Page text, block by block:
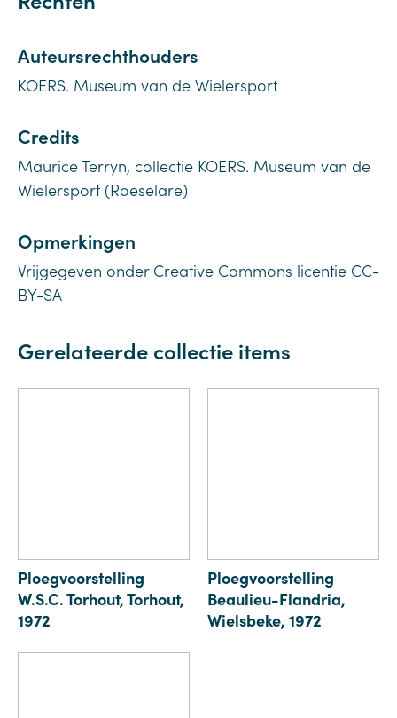
Auteursrechthouders
KOERS. Museum van de Wielersport
Credits
Maurice Terryn, collectie KOERS. Museum van de
Wielersport (Roeselare)
Opmerkingen
Vrijgegeven onder Creative Commons licentie CC-
BY-SA
Gerelateerde collectie items
Ploegvoorstelling
W.S.C. Torhout, Torhout,
1972
Ploegvoorstelling
Beaulieu-Flandria,
Wielsbeke, 1972